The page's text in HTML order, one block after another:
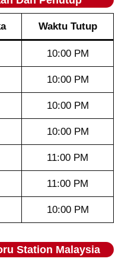
Waktu Tutup
10:00 PM
10:00 PM
10:00 PM
10:00 PM
11:00 PM
11:00 PM
10:00 PM
Station Malaysia